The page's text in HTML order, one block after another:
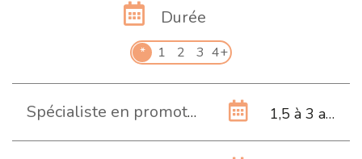
Durée
* 1 2 3 4+
Spécialiste en promotion de l'activité physique et de la santé BF 1,5 à 3 ans